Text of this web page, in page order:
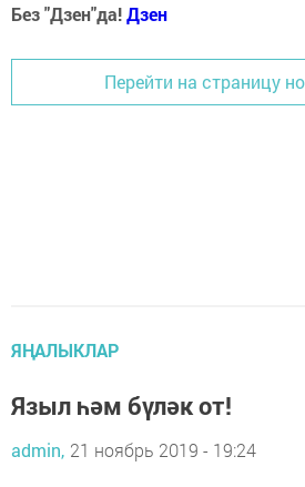
Без "Дзен"да!Дзен
Перейти на страницу
ЯҢАЛЫКЛАР
Языл һәм бүләк от!
admin, 21 ноябрь 2019 - 19:24